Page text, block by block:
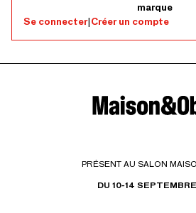
marque
Se connecter|Créer un compte
PRÉSENT AU SALON
DU 10-14